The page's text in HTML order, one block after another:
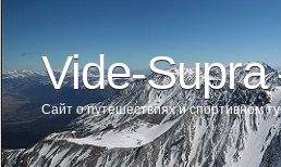
Vide-
Сайт о путешествиях и спортивном